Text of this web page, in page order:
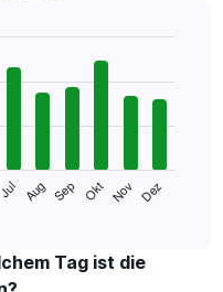
Jul Aug Sep Okt Nov Dez
Tag ist die